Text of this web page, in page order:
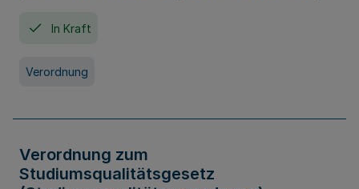
In Kraft
Verordnung
Verordnung zum
Studiumsqualitätsgesetz